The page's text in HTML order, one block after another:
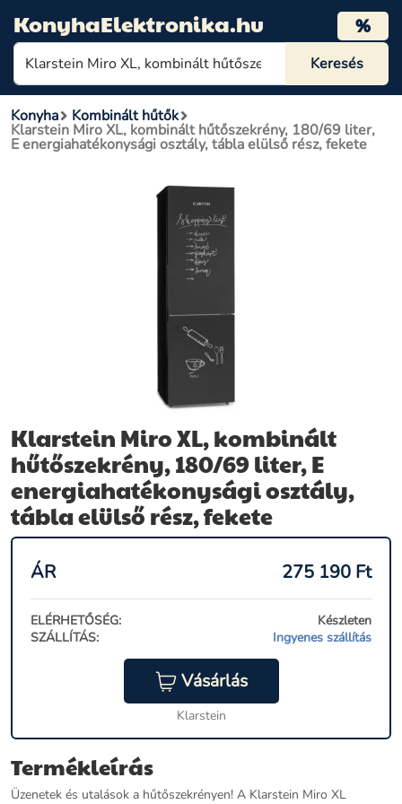
KonyhaElektronika.hu %
Konyha Kombinált hűtők
Klarstein Miro XL, kombinált hűtőszekrény, 180/69 liter,
E energiahatékonysági osztály, tábla elülső rész, fekete
Klarstein Miro XL, kombinált
hűtőszekrény, 180/69 liter, E
energiahatékonysági osztály,
tábla elülső rész, fekete
ÁR 275 190 Ft
ELÉRHETŐSÉG:
Készleten
SZÁLLÍTÁS:
Ingyenes szállítás
Vásárlás
Klarstein
Termékleírás
Üzenetek és utalások a hűtőszekrényen! A Klarstein Miro XL